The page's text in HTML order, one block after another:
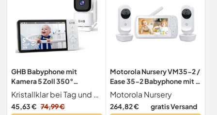
GHB Babyphone mit
Kamera 5 Zoll 350°
Rotation 5000mAh 720P
Nachtsicht VOX-Modus
Digitalzoom
Kristallklar bei Tag und Nacht Das Babyphone verfügt über einen hervorragenden 720p-IPS-Bildschirm, der stabiler als herkömmliche LED-Bildschirme ist und ein klareres und detaillierteres Bild zeigt. Mit der Infrarot-Nachtsichtfunktion des Baby Monitors können Sie Ihr Kind auch im Dunkeln sehen. Die Kamera ist mit einem Temperatursensor ausgestattet, um die Raumtemperatur im Babyzimmer sowie den Komfort des Babys in Echtzeit zu erfassen
45,63 € 74,99 €
Motorola Nursery VM35-2 /
Ease 35-2 Babyphone mit 2
Kameras 5,0 Zoll Video
Baby Monitor Display -
Nachtsicht, Zwei-Wege
Motorola Nursery
264,82 € gratis Versand